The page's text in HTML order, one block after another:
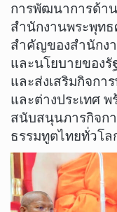
การพัฒนาการด้า
สำนักงานพระพุท
สำคัญของสำนักง
และนโยบายของ
และส่งเสริมกิจกา
และต่างประเทศ
สนับสนุนภารกิจก
ธรรมทูตไทยทั่วโล